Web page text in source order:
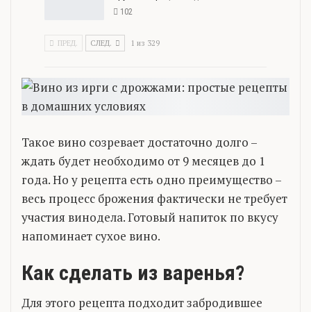
102
ПРЕД. СЛЕД. 1 из 329
Такое вино созревает достаточно долго –
ждать будет необходимо от 9 месяцев до 1
года. Но у рецепта есть одно преимущество –
весь процесс брожения фактически не требует
участия винодела. Готовый напиток по вкусу
напоминает сухое вино.
Как сделать из варенья?
Для этого рецепта подходит забродившее